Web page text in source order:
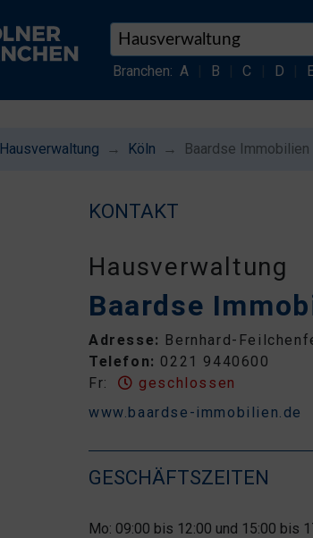
Branchen: A B C D
Hausverwaltung Köln Baardse
KONTAKT
Hausverwaltung
Baardse
Adresse: Bernhard-
Telefon: 0221 9440600
Fr:
geschlossen
www.baardse-immobilien.de
GESCHÄFTSZEITEN
Mo: 09:00 bis 12:00 und 15:00 bis